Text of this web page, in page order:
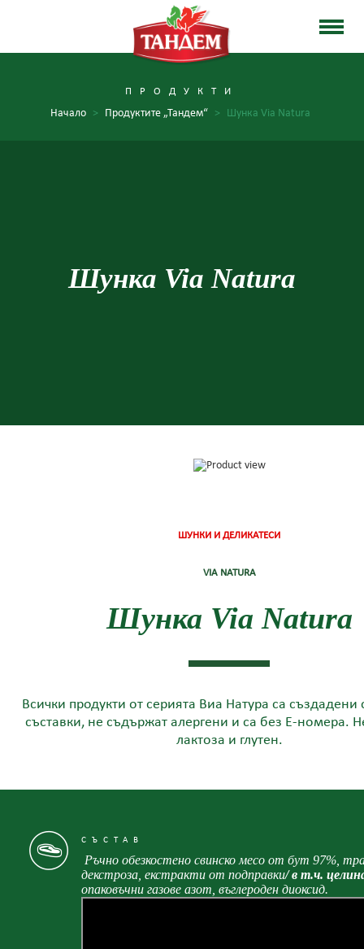
ПРОДУКТИ
Начало > Продуктите „Тандем“ > Шунка Via Natura
Шунка Via Natura
ШУНКИ И ДЕЛИКАТЕСИ
VIA NATURA
Шунка Via Natura
Всички продукти от серията Виа Натура са създадени
съставки, не съдържат алергени и са без Е-номера.
лактоза и глутен.
СЪСТАВ
Ръчно обезкостено свинско месо от бут 97%,
декстроза, екстракти от подправки/ в т.ч.
опаковъчни газове азот, въглероден диоксид.